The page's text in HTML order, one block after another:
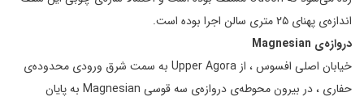
اندازه‌ی پهنای ۲۵ متری سالن اجرا بوده است.
دروازه‌ی Magnesian
خیابان اصلی افسوس ، از Upper Agora به سمت شرق ورودی محدوده‌ی
حفاری ، در بیرون محوطه‌ی دروازه‌ی سه قوسی Magnesian به پایان